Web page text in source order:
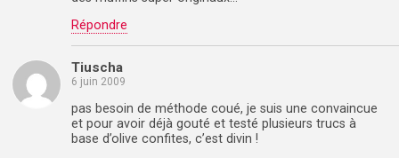
Répondre
Tiuscha
6 juin 2009
pas besoin de méthode coué, je suis une convaincue
et pour avoir déjà gouté et testé plusieurs trucs à
base d’olive confites, c’est divin !